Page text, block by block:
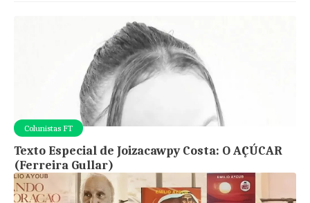
Colunistas FT
Texto Especial de Joizacawpy Costa: O AÇÚCAR
(Ferreira Gullar)